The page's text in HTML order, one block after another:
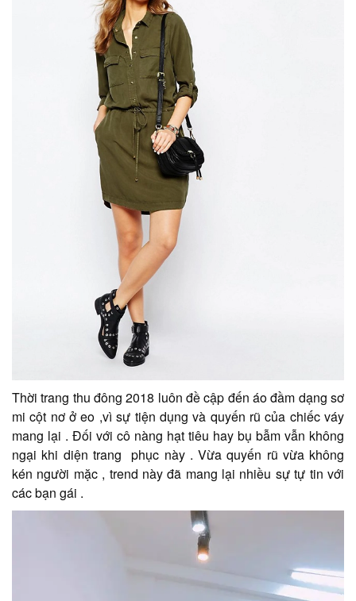
Thời trang thu đông 2018 luôn đề cập đến áo đầm dạng sơ
mi cột nơ ở eo ,vì sự tiện dụng và quyến rũ của chiếc váy
mang lại . Đối với cô nàng hạt tiêu hay bụ bẫm vẫn không
ngại khi diện trang phục này . Vừa quyến rũ vừa không
kén người mặc , trend này đã mang lại nhiều sự tự tin với
các bạn gái .